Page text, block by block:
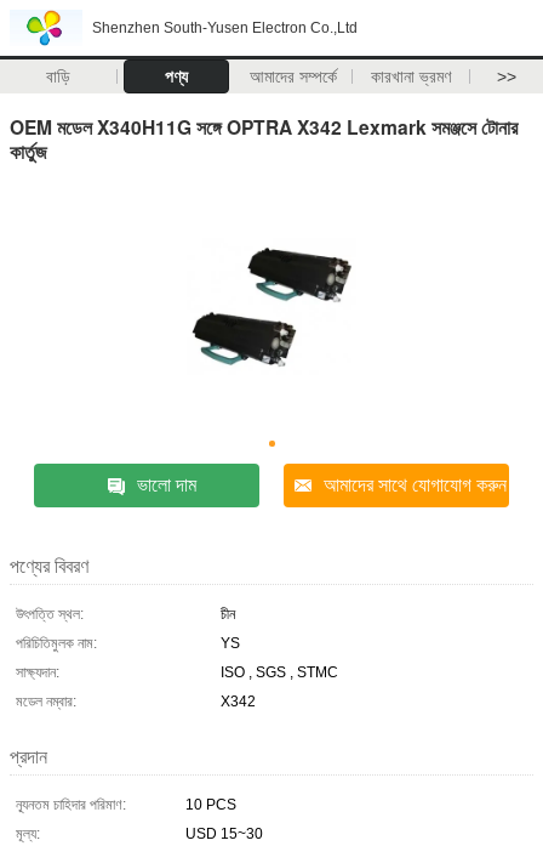
Shenzhen South-Yusen Electron Co.,Ltd
বাড়ি পণ্য আমাদের সম্পর্কে কারখানা ভ্রমণ >>
OEM মডেল X340H11G সঙ্গে OPTRA X342 Lexmark সমঞ্জসে টোনার
কার্তুজ
ভালো দাম আমাদের সাথে যোগাযোগ করুন
পণ্যের বিবরণ
উৎপত্তি স্থল:
চীন
পরিচিতিমুলক নাম:
YS
সাক্ষ্যদান:
ISO , SGS , STMC
মডেল নম্বার:
X342
প্রদান
ন্যূনতম চাহিদার পরিমাণ:
10 PCS
মূল্য:
USD 15~30